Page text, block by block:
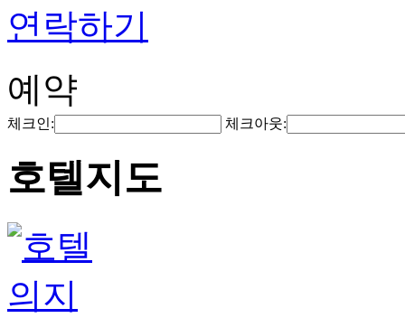
연락하기
예약
체크인: 체크아웃:
호텔지도